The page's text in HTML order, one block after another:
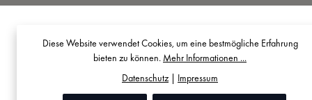
Diese Website verwendet Cookies, um eine bestmögliche Erfahrung
bieten zu können. Mehr Informationen ...
Datenschutz| Impressum